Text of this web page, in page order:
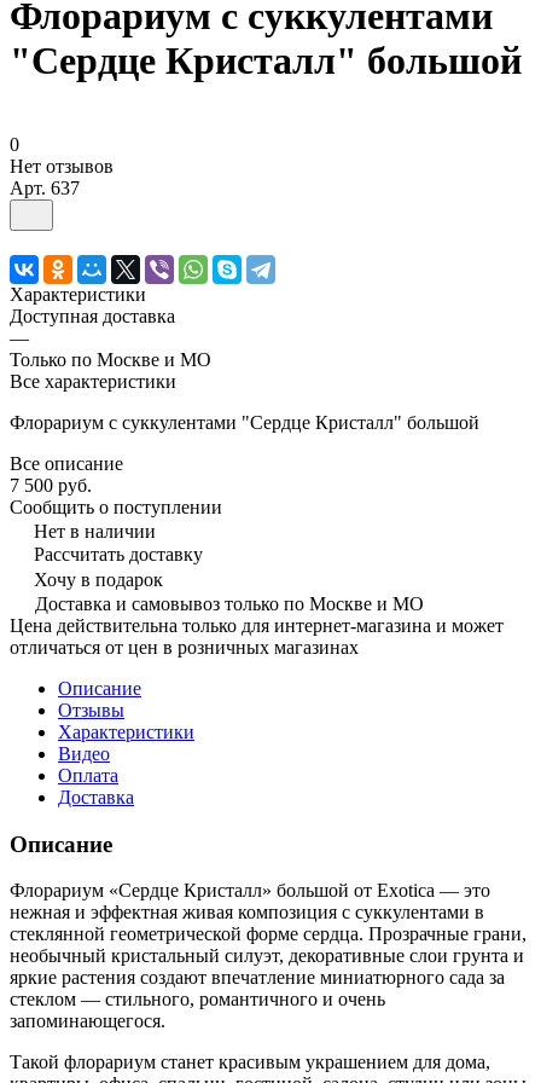
Флорариум с суккулентами
"Сердце Кристалл" большой
0
Нет отзывов
Арт. 637
Характеристики
Доступная доставка
—
Только по Москве и МО
Все характеристики
Флорариум с суккулентами "Сердце Кристалл" большой
Все описание
7 500 руб.
Сообщить о поступлении
Нет в наличии
Рассчитать доставку
Хочу в подарок
Доставка и самовывоз только по Москве и МО
Цена действительна только для интернет-магазина и может
отличаться от цен в розничных магазинах
Описание
Отзывы
Характеристики
Видео
Оплата
Доставка
Описание
Флорариум «Сердце Кристалл» большой от Exotica — это
нежная и эффектная живая композиция с суккулентами в
стеклянной геометрической форме сердца. Прозрачные грани,
необычный кристальный силуэт, декоративные слои грунта и
яркие растения создают впечатление миниатюрного сада за
стеклом — стильного, романтичного и очень
запоминающегося.
Такой флорариум станет красивым украшением для дома,